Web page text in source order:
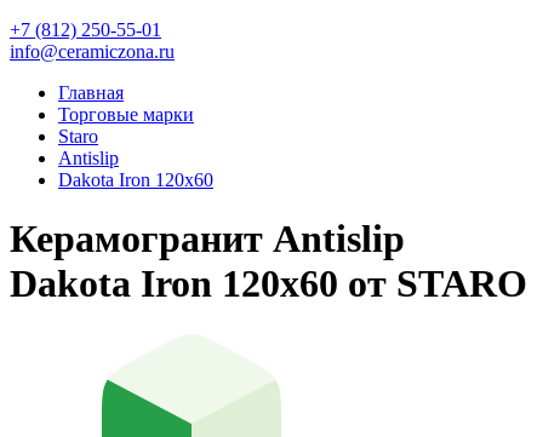
+7 (812) 250-55-01
info@ceramiczona.ru
Главная
Торговые марки
Staro
Antislip
Dakota Iron 120x60
Керамогранит Antislip
Dakota Iron 120x60 от STARO